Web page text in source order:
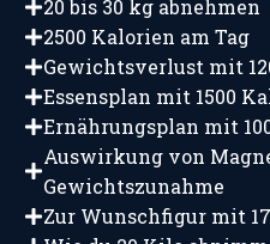
20 bis 30 kg abnehmen
2500 Kalorien am Tag
Gewichtsverlust mit
Essensplan mit 1500
Ernährungsplan mit
Auswirkung von
Gewichtszunahme
Zur Wunschfigur mit